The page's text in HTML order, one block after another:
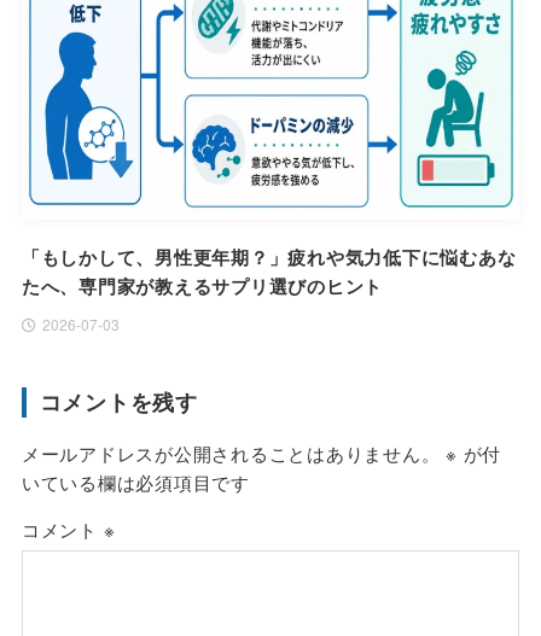
「もしかして、男性更年期？」疲れや気力低下に悩むあな
たへ、専門家が教えるサプリ選びのヒント
2026-07-03
コメントを残す
メールアドレスが公開されることはありません。 ※ が付
いている欄は必須項目です
コメント ※